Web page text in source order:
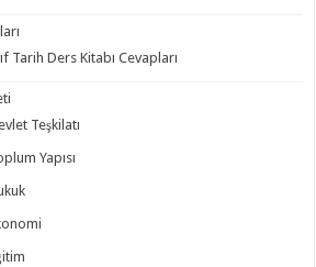
Tarih Ders Kitabı Cevapları
Teşkilatı
Yapısı